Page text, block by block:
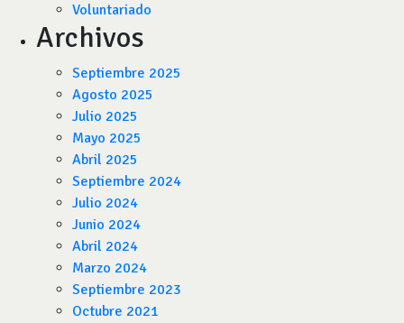
Voluntariado
Archivos
Septiembre 2025
Agosto 2025
Julio 2025
Mayo 2025
Abril 2025
Septiembre 2024
Julio 2024
Junio 2024
Abril 2024
Marzo 2024
Septiembre 2023
Octubre 2021